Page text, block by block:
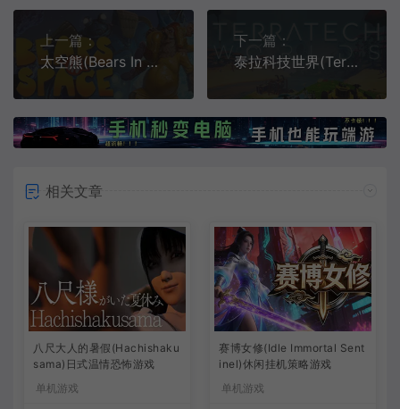
上一篇：
太空熊(Bears In Space)第一人称科幻射击游戏|下载
下一篇：
泰拉科技世界(TerraTech Worlds)简中|PC|ACT|开放世界生存建造游戏
相关文章
八尺大人的暑假(Hachishaku
sama)日式温情恐怖游戏
单机游戏
赛博女修(Idle Immortal Sent
inel)休闲挂机策略游戏
单机游戏